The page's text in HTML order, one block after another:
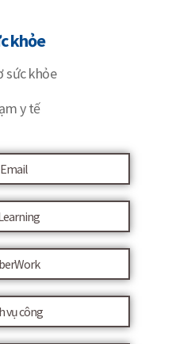
khỏe
sức khỏe
y tế
Email
vụ công